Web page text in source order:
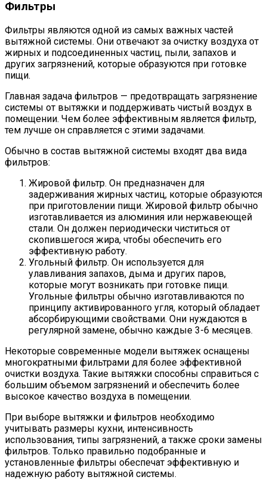
Фильтры
Фильтры являются одной из самых важных частей
вытяжной системы. Они отвечают за очистку воздуха от
жирных и подсоединенных частиц, пыли, запахов и
других загрязнений, которые образуются при готовке
пищи.
Главная задача фильтров — предотвращать загрязнение
системы от вытяжки и поддерживать чистый воздух в
помещении. Чем более эффективным является фильтр,
тем лучше он справляется с этими задачами.
Обычно в состав вытяжной системы входят два вида
фильтров:
Жировой фильтр. Он предназначен для
задерживания жирных частиц, которые образуются
при приготовлении пищи. Жировой фильтр обычно
изготавливается из алюминия или нержавеющей
стали. Он должен периодически чиститься от
скопившегося жира, чтобы обеспечить его
эффективную работу.
Угольный фильтр. Он используется для
улавливания запахов, дыма и других паров,
которые могут возникать при готовке пищи.
Угольные фильтры обычно изготавливаются по
принципу активированного угля, который обладает
абсорбирующими свойствами. Они нуждаются в
регулярной замене, обычно каждые 3-6 месяцев.
Некоторые современные модели вытяжек оснащены
многократными фильтрами для более эффективной
очистки воздуха. Такие вытяжки способны справиться с
большим объемом загрязнений и обеспечить более
высокое качество воздуха в помещении.
При выборе вытяжки и фильтров необходимо
учитывать размеры кухни, интенсивность
использования, типы загрязнений, а также сроки замены
фильтров. Только правильно подобранные и
установленные фильтры обеспечат эффективную и
надежную работу вытяжной системы.